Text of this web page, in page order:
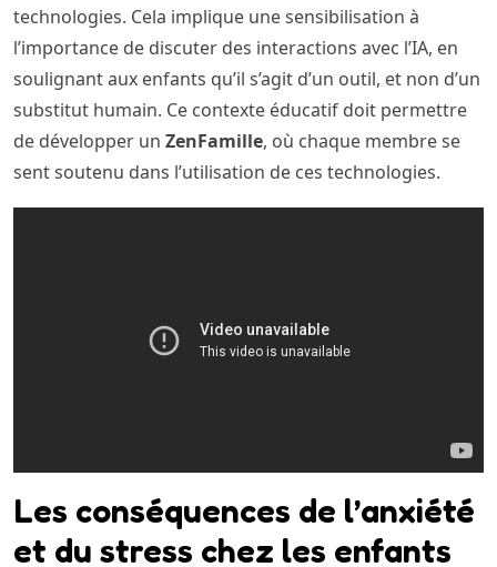
technologies. Cela implique une sensibilisation à
l’importance de discuter des interactions avec l’IA, en
soulignant aux enfants qu’il s’agit d’un outil, et non d’un
substitut humain. Ce contexte éducatif doit permettre
de développer un ZenFamille, où chaque membre se
sent soutenu dans l’utilisation de ces technologies.
Les conséquences de l’anxiété
et du stress chez les enfants